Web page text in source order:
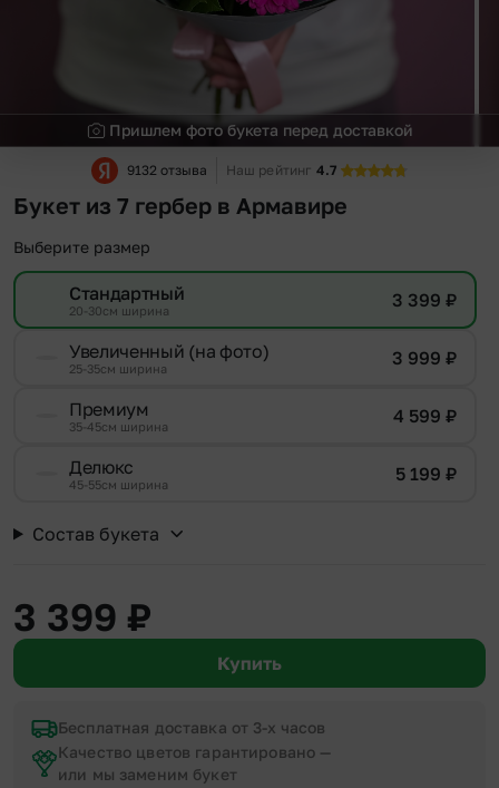
Пришлем фото букета перед доставкой
9132 отзыва Наш рейтинг 4.7
Букет из 7 гербер в Армавире
Выберите размер
Стандартный
20-30см ширина 3 399 ₽
Увеличенный (на фото)
25-35см ширина 3 999 ₽
Премиум
35-45см ширина 4 599 ₽
Делюкс
45-55см ширина 5 199 ₽
Состав букета
3 399 ₽
Купить
Бесплатная доставка от 3-х часов
Качество цветов гарантировано —
или мы заменим букет